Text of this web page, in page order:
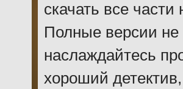
скачать все
Полные версии не
наслаждайтесь
хороший